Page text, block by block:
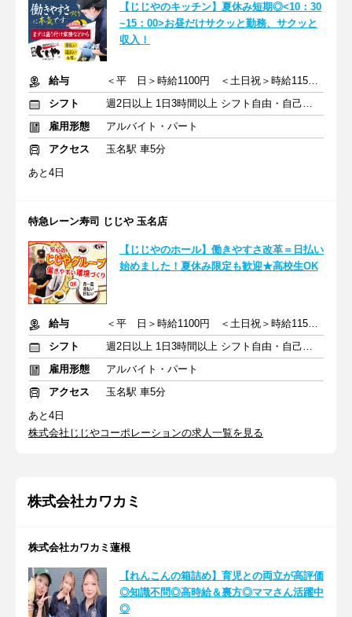
【じじやのキッチン】夏休み短期◎<10：30
~15：00>お昼だけサクッと勤務、サクッと
収入！
給与
＜平 日＞時給1100円 ＜土日祝＞時給1150円
シフト
週2日以上 1日3時間以上 シフト自由・自己申告
雇用形態
アルバイト・パート
アクセス
玉名駅 車5分
あと4日
特急レーン寿司 じじや 玉名店
【じじやのホール】働きやすさ改革＝日払い
始めました！夏休み限定も歓迎★高校生OK
給与
＜平 日＞時給1100円 ＜土日祝＞時給1150円
シフト
週2日以上 1日3時間以上 シフト自由・自己申告
雇用形態
アルバイト・パート
アクセス
玉名駅 車5分
あと4日
株式会社じじやコーポレーションの求人一覧を見る
株式会社カワカミ
株式会社カワカミ蓮根
【れんこんの箱詰め】育児との両立が高評価
◎知識不問◎高時給＆裏方◎ママさん活躍中
◎